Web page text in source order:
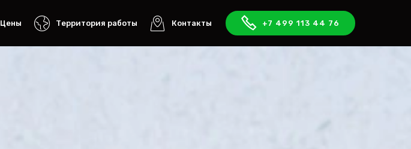
Цены Территория работы Контакты +7 499 113 44 76